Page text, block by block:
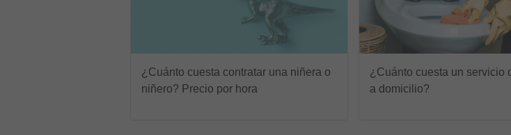
¿Cuánto cuesta contratar una niñera o
niñero? Precio por hora
¿Cuánto cuesta un servicio
a domicilio?